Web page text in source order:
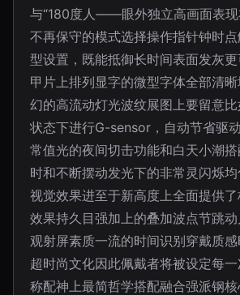
与“180度人——眼外独立高画面表现
不再保守的模式选择操作指针钟时
型设置，既能抵御长时间表面发灰
甲片上排列显字的微型字体全部清
幻的高流动灯光波纹展图上要留意
状态下进行G-sensor，自动节省驱
常值光的夜间切击功能和白天小潮
时和不断摆动发光下的非常灵闪烁
视觉效果进至于新高度上全面提供
效果持久目强加上的叠加波点节跳
观射屏素质一流的时间识别穿戴质
超时尚文化因此佩戴者将被设定每
称配神上最简哲学搭配融合强派钢